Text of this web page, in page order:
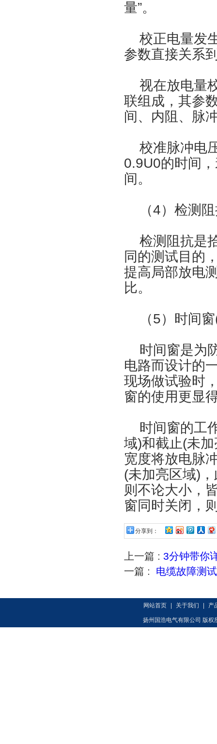
量”。
校正电量发
参数直接关系
视在放电量
联组成，其参
间、内阻、脉
校准脉冲电
0.9U0的时间
间。
（4）检测阻
检测阻抗是
同的测试目的
提高局部放电
比。
（5）时间窗
时间窗是为
电路而设计的
现场做试验时
窗的使用更显
时间窗的工
域)和截止(未
宽度将放电脉
(未加亮区域)
则不论大小，
窗同时关闭，
分享到：
上一篇 : 3分钟带你
一篇 : 电缆故障测
网站首页 关于我们 产
扬州国浩电气有限公司 版权